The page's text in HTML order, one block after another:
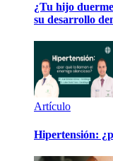
¿Tu hijo
su desarrollo
Artículo
Hipertensión: